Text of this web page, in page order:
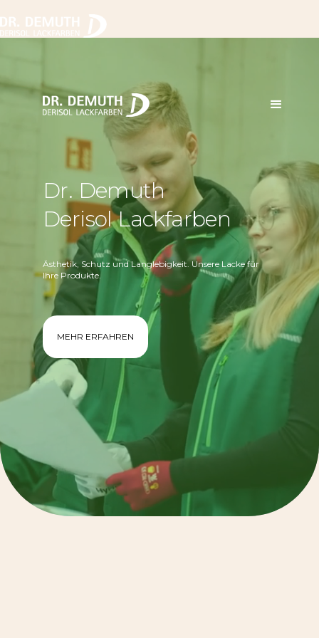
Dr. Demuth
Derisol Lackfarben
Ästhetik, Schutz und Langlebigkeit. Unsere Lacke für
Ihre Produkte.
MEHR ERFAHREN